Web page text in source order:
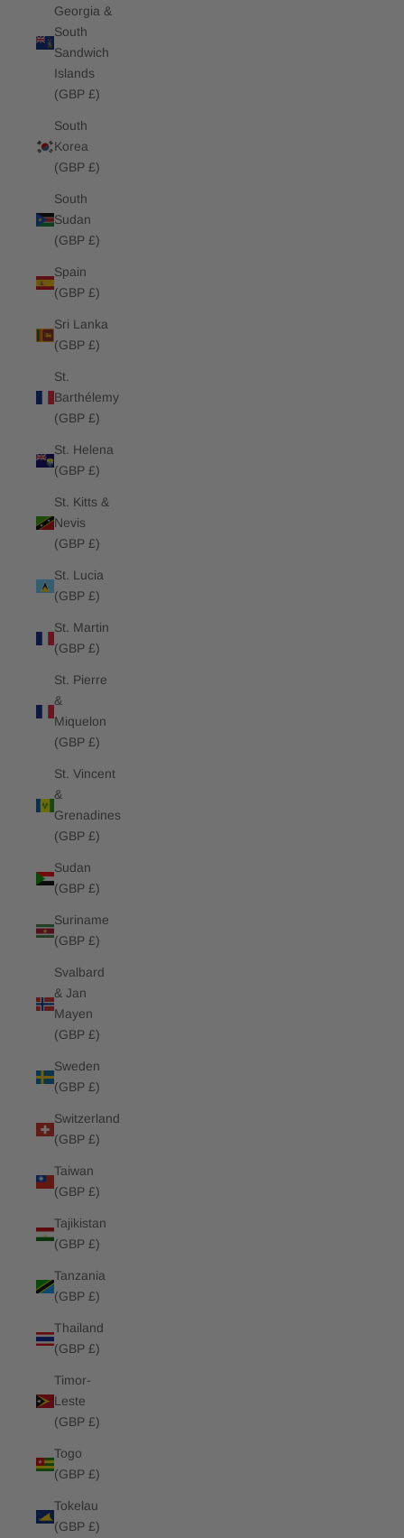
Georgia &
South
Sandwich
Islands
(GBP £)
South
Korea
(GBP £)
South
Sudan
(GBP £)
Spain
(GBP £)
Sri Lanka
(GBP £)
St.
Barthélemy
(GBP £)
St. Helena
(GBP £)
St. Kitts &
Nevis
(GBP £)
St. Lucia
(GBP £)
St. Martin
(GBP £)
St. Pierre
&
Miquelon
(GBP £)
St. Vincent
&
Grenadines
(GBP £)
Sudan
(GBP £)
Suriname
(GBP £)
Svalbard
& Jan
Mayen
(GBP £)
Sweden
(GBP £)
Switzerland
(GBP £)
Taiwan
(GBP £)
Tajikistan
(GBP £)
Tanzania
(GBP £)
Thailand
(GBP £)
Timor-
Leste
(GBP £)
Togo
(GBP £)
Tokelau
(GBP £)